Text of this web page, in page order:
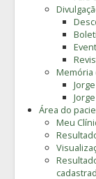
Memória
Área do
Meu